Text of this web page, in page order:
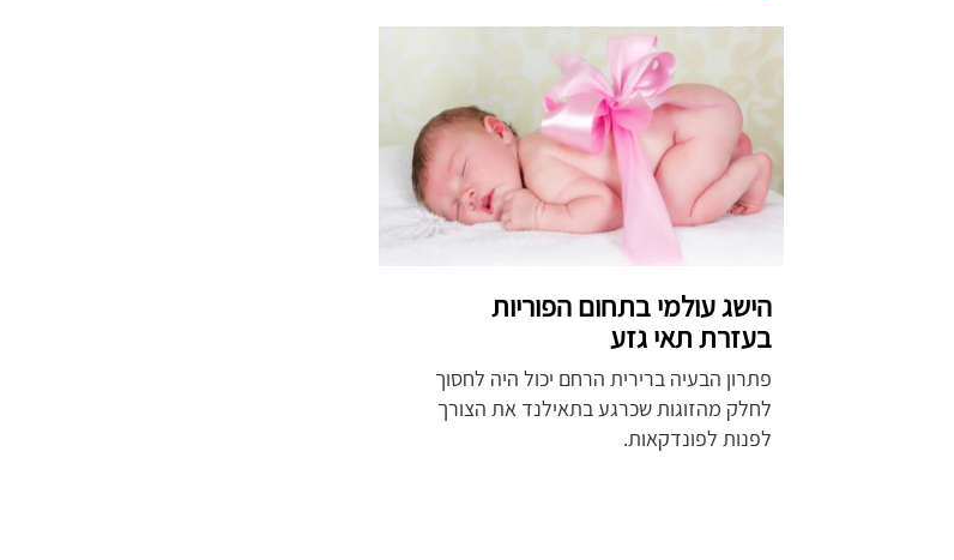
הישג עולמי בתחום הפוריות
בעזרת תאי גזע
פתרון הבעיה ברירית הרחם יכול היה לחסוך
לחלק מהזוגות שכרגע בתאילנד את הצורך
לפנות לפונדקאות.